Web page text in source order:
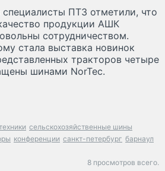
специалисты ПТЗ отметили, что
продукции АШК
сотрудничеством.
стала выставка новинок
тракторов четыре
шинами NorTec.
сельскохозяйственные шины
конференции санкт-петербург барнаул
8 просмотров всего.